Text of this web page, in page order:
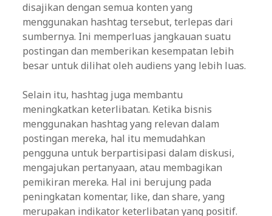
disajikan dengan semua konten yang
menggunakan hashtag tersebut, terlepas dari
sumbernya. Ini memperluas jangkauan suatu
postingan dan memberikan kesempatan lebih
besar untuk dilihat oleh audiens yang lebih luas.
Selain itu, hashtag juga membantu
meningkatkan keterlibatan. Ketika bisnis
menggunakan hashtag yang relevan dalam
postingan mereka, hal itu memudahkan
pengguna untuk berpartisipasi dalam diskusi,
mengajukan pertanyaan, atau membagikan
pemikiran mereka. Hal ini berujung pada
peningkatan komentar, like, dan share, yang
merupakan indikator keterlibatan yang positif.